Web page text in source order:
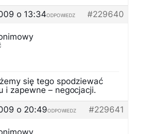
o 13:34
#229640
ODPOWIEDZ
się tego spodziewać
i zapewne – negocjacji.
o 20:49
#229641
ODPOWIEDZ